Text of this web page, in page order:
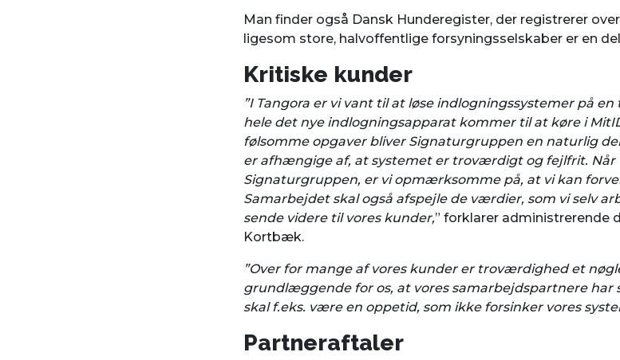
Man finder også Dansk Hunderegister, der registrerer
ligesom store, halvoffentlige forsyningsselskaber er en
Kritiske kunder
”I Tangora er vi vant til at løse indlogningssystemer på
hele det nye indlogningsapparat kommer til at køre i
følsomme opgaver bliver Signaturgruppen en naturlig
er afhængige af, at systemet er troværdigt og fejlfrit.
Signaturgruppen, er vi opmærksomme på, at vi kan
Samarbejdet skal også afspejle de værdier, som vi selv
sende videre til vores kunder,” forklarer administrerende
Kortbæk.
”Over for mange af vores kunder er troværdighed et
grundlæggende for os, at vores samarbejdspartnere har
skal f.eks. være en oppetid, som ikke forsinker vores
Partneraftaler